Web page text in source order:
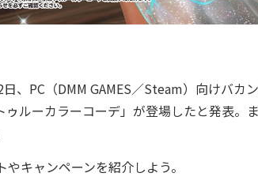
、PC（DMM GAMES／Steam）向けバカ
ルーカラーコーデ」が登場したと発表。
キャンペーンを紹介しよう。